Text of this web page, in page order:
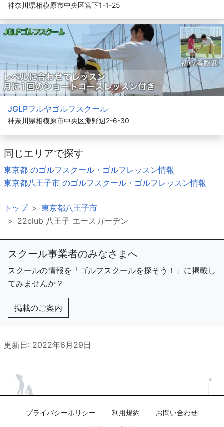
神奈川県相模原市中央区宮下1-1-25
JGLPフルヤゴルフスクール
神奈川県相模原市中央区淵野辺2-6-30
同じエリアで探す
東京都 のゴルフスクール・ゴルフレッスン情報
東京都八王子市 のゴルフスクール・ゴルフレッスン情報
トップ
東京都八王子市
22club 八王子 エースガーデン
スクール事業者のみなさまへ
スクールの情報を「ゴルフスクールを探そう！」に掲載し
てみませんか？
掲載のご案内
更新日: 2022年6月29日
プライバシーポリシー 利用規約
お問い合わせ